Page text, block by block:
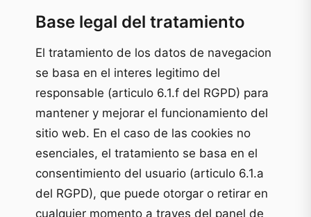
Base legal del tratamiento
El tratamiento de los datos de navegacion
se basa en el interes legitimo del
responsable (articulo 6.1.f del RGPD) para
mantener y mejorar el funcionamiento del
sitio web. En el caso de las cookies no
esenciales, el tratamiento se basa en el
consentimiento del usuario (articulo 6.1.a
del RGPD), que puede otorgar o retirar en
cualquier momento a traves del panel de